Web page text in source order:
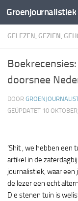
Doorgaan naar
Groenjournalistiek
GELEZEN, GEZIEN,
doorsnee
DOOR
GEÜPDATET 10
‘Shit , we hebben een
artikel in de
journalistiek, waar
de lezer een echt
Die stenen tuin is